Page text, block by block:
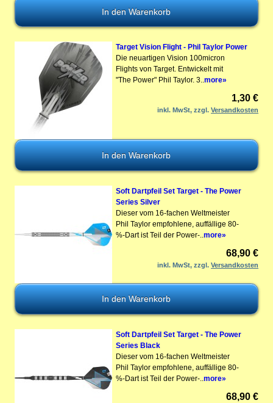
Target Vision Flight - Phil Taylor Power
Die neuartigen Vision 100micron
Flights von Target. Entwickelt mit
"The Power" Phil Taylor. 3..more»
1,30 €
inkl. MwSt, zzgl.Versandkosten
Soft Dartpfeil Set Target - The Power
Series Silver
Dieser vom 16-fachen Weltmeister
Phil Taylor empfohlene, auffällige 80-
%-Dart ist Teil der Power-.. more»
68,90 €
inkl. MwSt, zzgl.Versandkosten
Soft Dartpfeil Set Target - The Power
Series Black
Dieser vom 16-fachen Weltmeister
Phil Taylor empfohlene, auffällige 80-
%-Dart ist Teil der Power-..more»
68,90 €